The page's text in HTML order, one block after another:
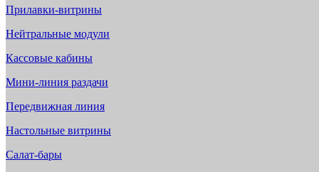
Прилавки-витрины
Нейтральные модули
Кассовые кабины
Мини-линия раздачи
Передвижная линия
Настольные витрины
Салат-бары